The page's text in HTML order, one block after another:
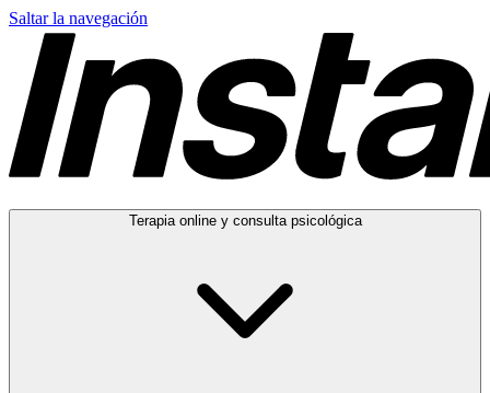
Saltar la navegación
Terapia online y consulta psicológica